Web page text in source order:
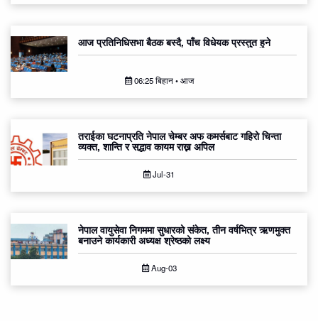
आज प्रतिनिधिसभा बैठक बस्दै, पाँच विधेयक प्रस्तुत हुने
06:25 बिहान • आज
तराईका घटनाप्रति नेपाल चेम्बर अफ कमर्सबाट गहिरो चिन्ता
व्यक्त, शान्ति र सद्भाव कायम राख्न अपिल
Jul-31
नेपाल वायुसेवा निगममा सुधारको संकेत, तीन वर्षभित्र ऋणमुक्त
बनाउने कार्यकारी अध्यक्ष श्रेष्ठको लक्ष्य
Aug-03